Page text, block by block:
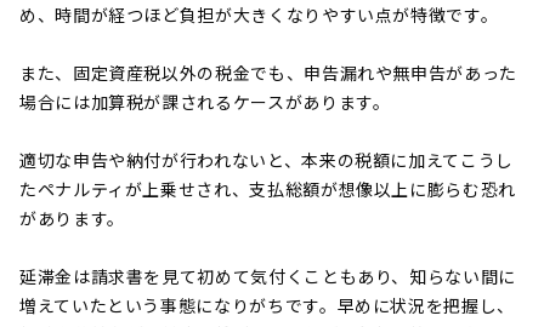
め、時間が経つほど負担が大きくなりやすい点が特徴です。
また、固定資産税以外の税金でも、申告漏れや無申告があった
場合には加算税が課されるケースがあります。
適切な申告や納付が行われないと、本来の税額に加えてこうし
たペナルティが上乗せされ、支払総額が想像以上に膨らむ恐れ
があります。
延滞金は請求書を見て初めて気付くこともあり、知らない間に
増えていたという事態になりがちです。早めに状況を把握し、